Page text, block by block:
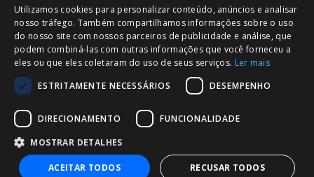
08027 Barcelona
(Spain)
Madrid
C/ Méndez Álvaro 20, oficina 440
28045 Madrid
(Spain)
ISO 27001
SPANISH
CATALÀ
ENGLISH
PORTUGUESE
Utilizamos cookies para personalizar conteúdo, anúncios e analisar
nosso tráfego. Também compartilhamos informações sobre o uso
do nosso site com nossos parceiros de publicidade e análise, que
podem combiná-las com outras informações que você forneceu a
eles ou que eles coletaram do uso de seus serviços. Ler mais
ESTRITAMENTE NECESSÁRIOS
DESEMPENHO
DIRECIONAMENTO FUNCIONALIDADE
MOSTRAR DETALHES
ACEITAR TODOS RECUSAR TODOS